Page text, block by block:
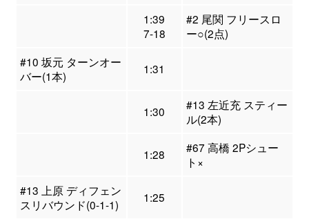
1:39
7-18
#2 尾関 フリースロ
ー○(2点)
#10 坂元 ターンオー
バー(1本)
1:31
1:30
#13 左近充 スティー
ル(2本)
1:28
#67 高橋 2Pシュー
ト×
#13 上原 ディフェン
スリバウンド(0-1-1)
1:25